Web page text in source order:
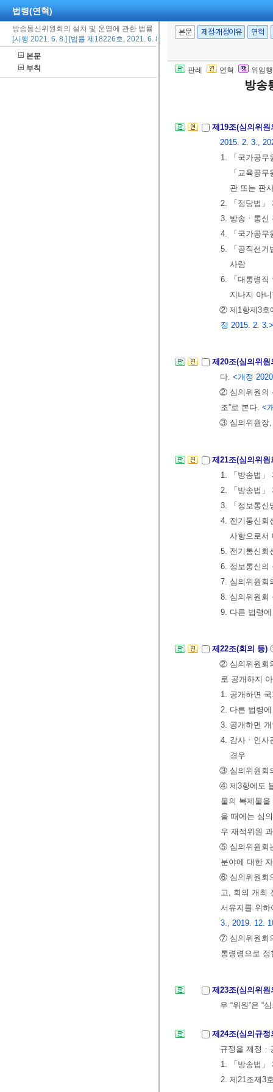
법령(연혁)
방송통신위원회의 설치 및 운영에 관한 법률
[시행 2021. 6. 8.] [법률 제18226호, 2021. 6. 8., 일부개정]
본문
부칙
본문 제정·개정이유 연혁
판례 연혁 위임
방송
에 위촉되는
⑥ 심의위원장
위원 순으로
⑦ 심의위원회
제19조(심의위
2015. 2. 3.,
1. 「국가공무
「교육공
관 또는 판
2. 「정당법」
3. 방송ㆍ통신
4. 「국가공무
5. 「공직선거
사람
6. 「대통령직
지나지 아
② 제1항제3호
정 2015. 2. 3.>
제20조(심의위
다. <개정
② 심의위원의
조”로 본다. <
③ 심의위원장,
제21조(심의위
1. 「방송법」
2. 「방송법」
3. 「정보통신
4. 전기통신회
사항으로서
5. 전기통신회
6. 정보통신의
7. 심의위원회
8. 심의위원회
9. 다른 법령
제22조(회의 등)
② 심의위원회
로 공개하지
1. 공개하면
2. 다른 법령
3. 공개하면
4. 감사ㆍ인사
경우
③ 심의위원회
④ 제3항에도
물의 복제물
을 때에는 심
우 재적위원
⑤ 심의위원회
분야에 대한
⑥ 심의위원회
고, 회의 개최
서유지를 위
3., 2019. 12.
⑦ 심의위원회
통령령으로
제23조(심의위
우 “위원”은 “
제24조(심의규
규정을 제정ㆍ
1. 「방송법」
2. 제21조제3